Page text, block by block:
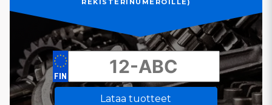
REKISTERINUMEROILLE)
Lataa tuotteet